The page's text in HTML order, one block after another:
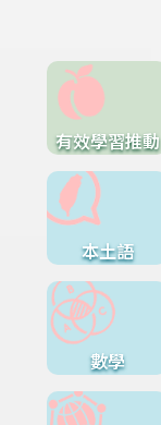
有效學習推動
本土語
數學